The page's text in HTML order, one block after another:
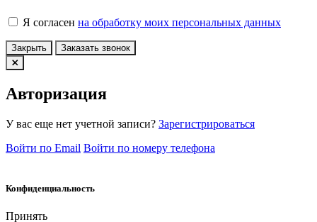
Я согласен на обработку моих персональных данных
Закрыть Заказать звонок
Авторизация
У вас еще нет учетной записи? Зарегистрироваться
Войти по Email Войти по номеру телефона
Конфиденциальность
Принять